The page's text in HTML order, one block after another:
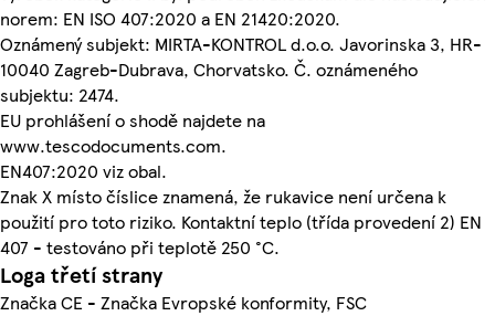
norem: EN ISO 407:2020 a EN 21420:2020.
Oznámený subjekt: MIRTA-KONTROL d.o.o. Javorinska 3, HR-
10040 Zagreb-Dubrava, Chorvatsko. Č. oznámeného
subjektu: 2474.
EU prohlášení o shodě najdete na
www.tescodocuments.com.
EN407:2020 viz obal.
Znak X místo číslice znamená, že rukavice není určena k
použití pro toto riziko. Kontaktní teplo (třída provedení 2) EN
407 - testováno při teplotě 250 °C.
Loga třetí strany
Značka CE - Značka Evropské konformity, FSC